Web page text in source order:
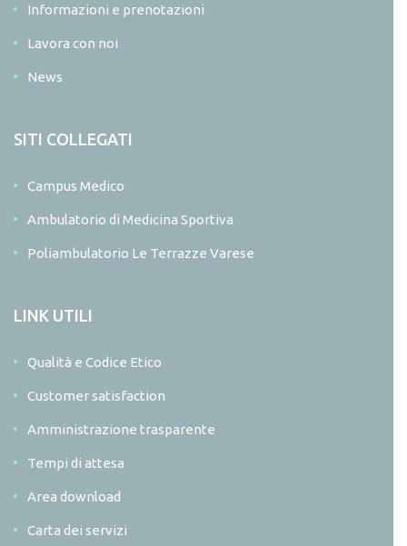
Informazioni e prenotazioni
Lavora con noi
News
SITI COLLEGATI
Campus Medico
Ambulatorio di Medicina Sportiva
Poliambulatorio Le Terrazze Varese
LINK UTILI
Qualità e Codice Etico
Customer satisfaction
Amministrazione trasparente
Tempi di attesa
Area download
Carta dei servizi